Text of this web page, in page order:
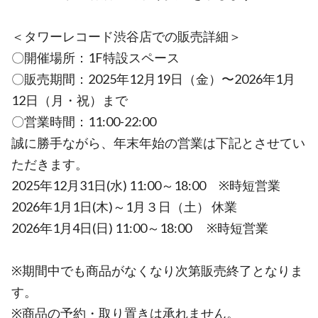
＜タワーレコード渋谷店での販売詳細＞
〇開催場所：1F特設スペース
〇販売期間：2025年12月19日（金）〜2026年1月
12日（月・祝）まで
〇営業時間：11:00-22:00
誠に勝手ながら、年末年始の営業は下記とさせてい
ただきます。
2025年12月31日(水) 11:00～18:00 ※時短営業
2026年1月1日(木)～1月３日（土） 休業
2026年1月4日(日) 11:00～18:00 ※時短営業
※期間中でも商品がなくなり次第販売終了となりま
す。
※商品の予約・取り置きは承れません。